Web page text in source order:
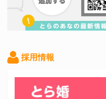
採用情報